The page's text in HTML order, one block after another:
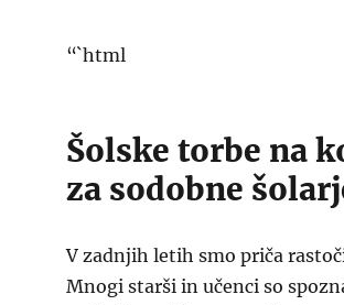
“`html
Šolske torbe na
za sodobne
V zadnjih letih smo priča
Mnogi starši in učenci so